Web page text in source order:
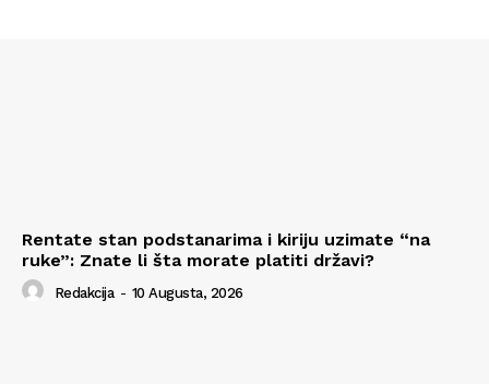
Rentate stan podstanarima i kiriju uzimate “na
ruke”: Znate li šta morate platiti državi?
Redakcija - 10 Augusta, 2026